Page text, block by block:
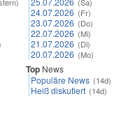
24.07.2026 (Fr)
23.07.2026 (Do)
22.07.2026 (Mi)
21.07.2026 (Di)
20.07.2026 (Mo)
Top News
Populäre News (14d)
Heiß diskutiert (14d)